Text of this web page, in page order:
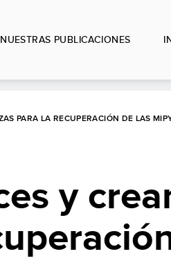
NUESTRAS PUBLICACIONES
PARA LA RECUPERACIÓN DE LAS
y